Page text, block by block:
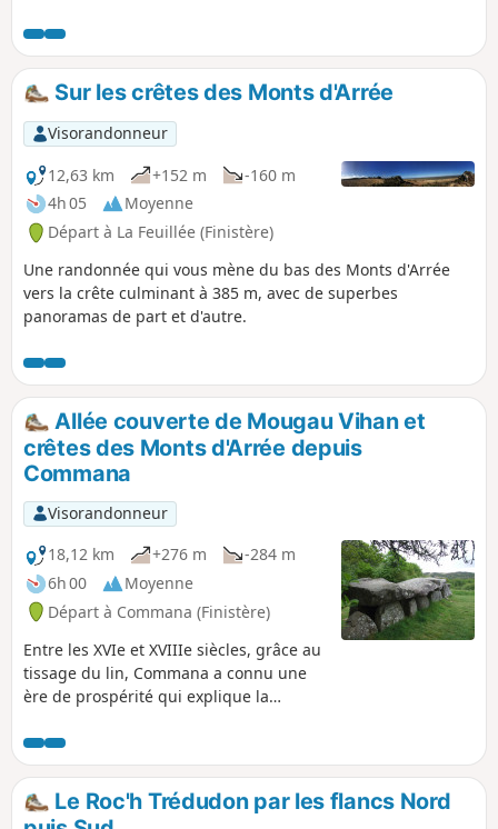
Sur les crêtes des Monts d'Arrée
Visorandonneur
12,63 km
+152 m
-160 m
4h 05
Moyenne
Départ à La Feuillée (Finistère)
Une randonnée qui vous mène du bas des Monts d'Arrée
vers la crête culminant à 385 m, avec de superbes
panoramas de part et d'autre.
Allée couverte de Mougau Vihan et
crêtes des Monts d'Arrée depuis
Commana
Visorandonneur
18,12 km
+276 m
-284 m
6h 00
Moyenne
Départ à Commana (Finistère)
Entre les XVIe et XVIIIe siècles, grâce au
tissage du lin, Commana a connu une
ère de prospérité qui explique la
Depuis le bourg dominé par le clocher
haut de 57 m, la vue s'étend au Nord
sur le plateau du Léon et au Sud
jusqu'aux crêtes des Monts d'Arrée. Ce
Le Roc'h Trédudon par les flancs Nord